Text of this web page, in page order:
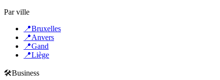
Par ville
📍Bruxelles
📍Anvers
📍Gand
📍Liège
🛠️Business